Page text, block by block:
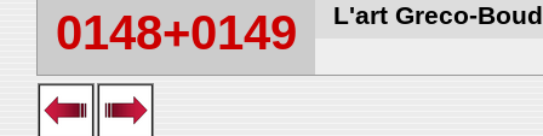
0148+0149 L'art Greco-